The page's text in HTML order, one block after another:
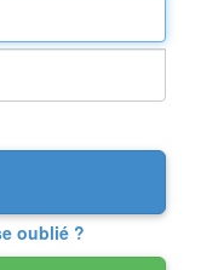
oublié ?